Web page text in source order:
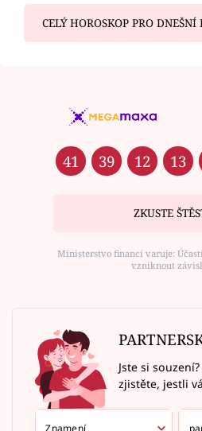
CELÝ HOROSKOP PRO DNEŠNÍ
41 39 12 13
ZKUSTE
Ministerstvo financí varuje:
vzniknout
Jste si
zjistěte, jestli